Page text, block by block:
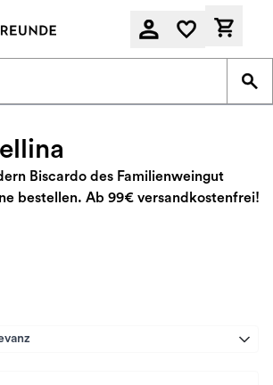
Biscardo des Familienweingut
bestellen. Ab 99€ versandkostenfrei!